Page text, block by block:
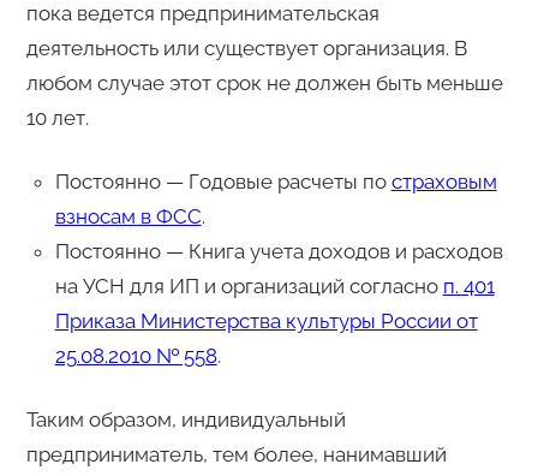
пока ведется предпринимательская
деятельность или существует организация. В
любом случае этот срок не должен быть меньше
10 лет.
Постоянно — Годовые расчеты по страховым
взносам в ФСС.
Постоянно — Книга учета доходов и расходов
на УСН для ИП и организаций согласно п. 401
Приказа Министерства культуры России от
25.08.2010 № 558.
Таким образом, индивидуальный
предприниматель, тем более, нанимавший